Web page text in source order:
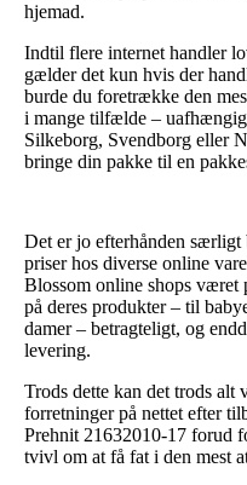
hjemad.
Indtil flere internet handler
gælder det kun hvis der
burde du foretrække den
i mange tilfælde –
Silkeborg, Svendborg eller
bringe din pakke til en
Det er jo efterhånden særligt
priser hos diverse online
Blossom online shops været
på deres produkter – til
damer – betragteligt, og
levering.
Trods dette kan det trods alt
forretninger på nettet efter
Prehnit 21632010-17 forud
tvivl om at få fat i den mest